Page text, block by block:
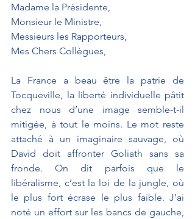
Madame la Présidente,
Monsieur le Ministre,
Messieurs les Rapporteurs,
Mes Chers Collègues,
La France a beau être la patrie de
Tocqueville, la liberté individuelle pâtit
chez nous d’une image semble-t-il
mitigée, à tout le moins. Le mot reste
attaché à un imaginaire sauvage, où
David doit affronter Goliath sans sa
fronde. On dit parfois que le
libéralisme, c’est la loi de la jungle, où
le plus fort écrase le plus faible. J’ai
noté un effort sur les bancs de gauche,